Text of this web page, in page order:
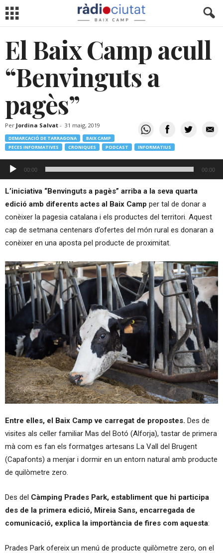
El Baix Camp acull
“Benvinguts a
pagès”
Per Jordina Salvat - 31 maig, 2019
DEMARCACIÓ DE TARRAGONA
BAIX CAMP
PECES INFORMATIVES
CRONIQUES PODCAST INFORMATIUS
Reproductor
d'àudio
00:00 00:00
L’iniciativa “Benvinguts a pagès” arriba a la seva quarta
edició amb diferents actes al Baix Camp per tal de donar a
conèixer la pagesia catalana i els productes del territori. Aquest
cap de setmana centenars d’ofertes del món rural es donaran a
conèixer en una aposta pel producte de proximitat.
Entre elles, el Baix Camp ve carregat de propostes. Des de
visites als celler familiar Mas del Botó (Alforja), tastar de primera
mà com es fan els formatges artesans La Vall del Brugent
(Capafonts) a menjar i dormir en un entorn natural amb producte
de quilòmetre zero.
Des del Càmping Prades Park, establiment que hi participa
des de la primera edició, Mireia Sans, encarregada de
comunicació, explica la importància de fires com aquesta:
Prades Park ofereix un menú de producte quilòmetre zero, on el